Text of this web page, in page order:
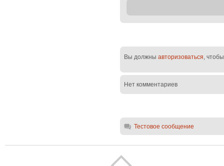
Вы должны авторизоваться,
Нет комментариев
Тестовое сообщение